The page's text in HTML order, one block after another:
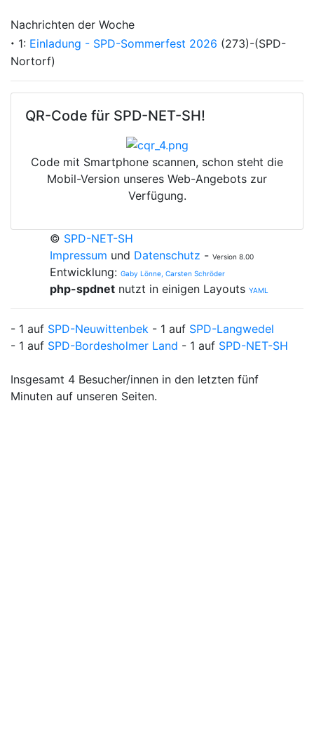
Nachrichten der Woche
· 1: Einladung - SPD-Sommerfest 2026 (273)-(SPD-
Nortorf)
QR-Code für SPD-NET-SH!
Code mit Smartphone scannen, schon steht die
Mobil-Version unseres Web-Angebots zur
Verfügung.
© SPD-NET-SH
Impressum und Datenschutz - Version 8.00
Entwicklung: Gaby Lönne, Carsten Schröder
php-spdnet nutzt in einigen Layouts YAML
- 1 auf SPD-Neuwittenbek - 1 auf SPD-Langwedel
- 1 auf SPD-Bordesholmer Land - 1 auf SPD-NET-SH
Insgesamt 4 Besucher/innen in den letzten fünf
Minuten auf unseren Seiten.